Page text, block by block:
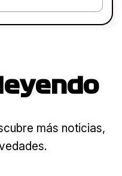
más noticias,